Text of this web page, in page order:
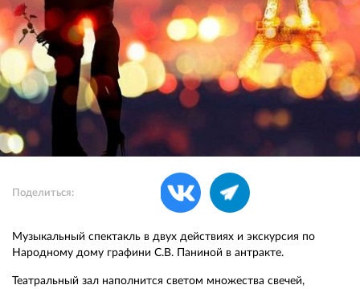
Поделиться:
Музыкальный спектакль в двух действиях и экскурсия по
Народному дому графини С.В. Паниной в антракте.
Театральный зал наполнится светом множества свечей,